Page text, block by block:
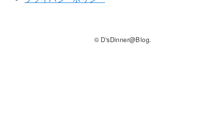
© D'sDinner@Blog.